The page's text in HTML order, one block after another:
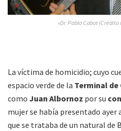
»Dr. Pablo Cabot
La víctima de homicidio; cuyo
espacio verde de la Terminal de
como Juan Albornoz por su
mujer se había presentado ayer
que se trataba de un natural de